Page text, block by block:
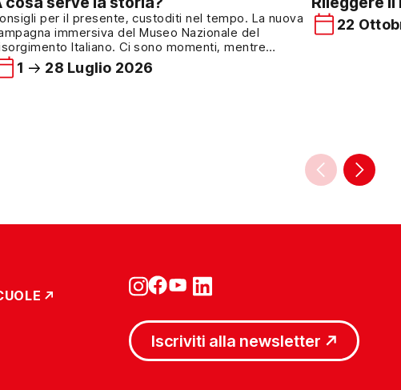
per il presente, custoditi nel tempo. La nuova
immersiva del Museo Nazionale del
Italiano. Ci sono momenti, mentre
distratti sotto i portici di Via Po, in cui la
smette di essere un semplice sfondo. Tra il
1 28 Luglio 2026
22
Iscriviti alla newsletter